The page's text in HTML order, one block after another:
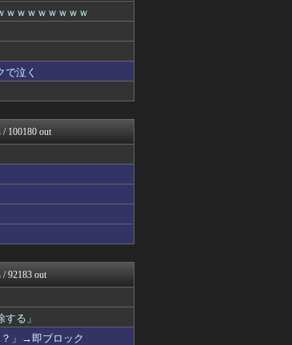
速報
day
ト
タリー速報☆彡
スnwk
もりー｜2c...
ゃんねる
んる
ｗｗｗｗｗｗｗｗ
泣く
/ 100180 out
/ 92183 out
る」
？」→即ブロック